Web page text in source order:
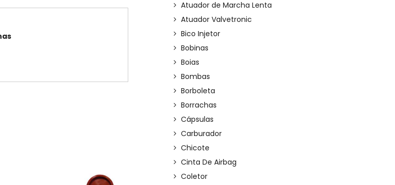
Atuador de Marcha Lenta
Atuador Valvetronic
Bico Injetor
Bobinas
Boias
Bombas
Borboleta
Borrachas
Cápsulas
Carburador
Chicote
Cinta De Airbag
Coletor